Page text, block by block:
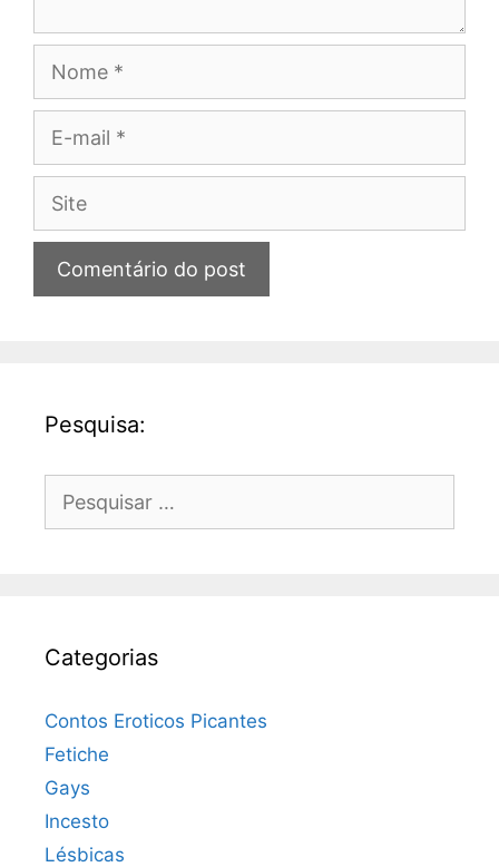
Site
Pesquisa:
por:
Categorias
Contos Eroticos Picantes
Fetiche
Gays
Incesto
Lésbicas